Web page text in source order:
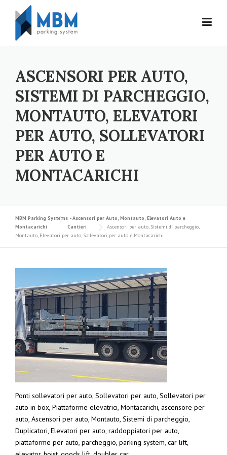
Skip to content
ASCENSORI PER AUTO,
SISTEMI DI PARCHEGGIO,
MONTAUTO, ELEVATORI
PER AUTO, SOLLEVATORI
PER AUTO E
MONTACARICHI
MBM Parking Systems - Ascensori per Auto, Montauto, Elevatori Auto e
Montacarichi
Cantieri
Ascensori per auto, Sistemi di parcheggio,
Montauto, Elevatori per auto, Sollevatori per auto e Montacarichi
Ponti sollevatori per auto, Sollevatori per auto, Sollevatori per
auto in box, Piattaforme elevatrici, Montacarichi, ascensore per
auto, Ascensori per auto, Montauto, Sistemi di parcheggio,
Duplicatori, Elevatori per auto, raddoppiatori per auto,
piattaforme per auto, parcheggio, parking system, car lift,